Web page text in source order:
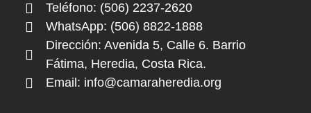
Teléfono: (506) 2237-2620
WhatsApp: (506) 8822-1888
Dirección: Avenida 5, Calle 6. Barrio
Fátima, Heredia, Costa Rica.
Email: info@camaraheredia.org